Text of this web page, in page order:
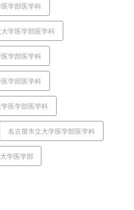
学部医学科
大学医学部医学科
学部医学科
学部医学科
医学部医学科
名古屋市立大学医学部医学科
学医学部